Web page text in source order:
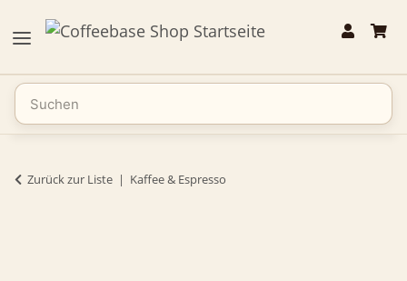
Zurück zur Liste Kaffee & Espresso